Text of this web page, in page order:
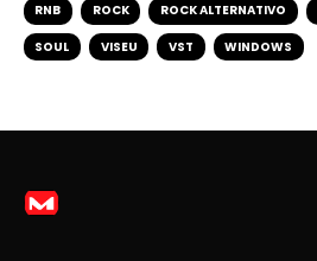
RNB ROCK ROCK ALTERNATIVO
SOUL VISEU VST WINDOWS